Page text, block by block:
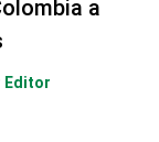
a
Editor